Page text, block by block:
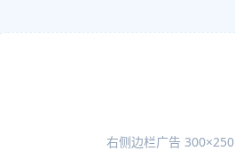
右侧边栏广告 300×250